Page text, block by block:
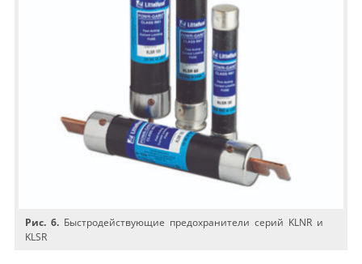
Рис. 6. Быстродействующие предохранители серий KLNR и
KLSR